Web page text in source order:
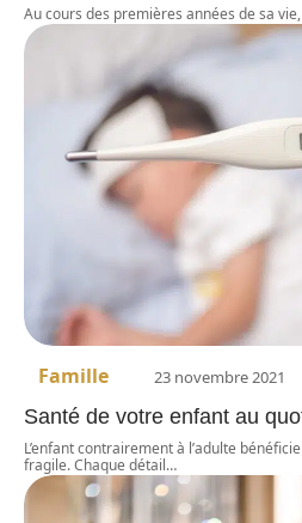
Au cours des premières années de sa
Famille 23 novembre 2021
Santé de votre enfant au
L’enfant contrairement à l’adulte
fragile. Chaque détail…